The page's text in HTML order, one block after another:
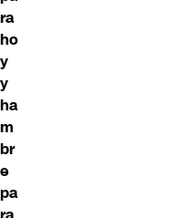
ra
ho
y
y
ha
m
br
e
pa